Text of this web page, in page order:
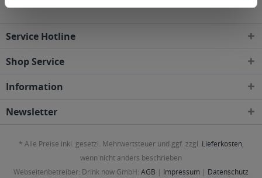
Service Hotline
Shop Service
Information
Newsletter
* Alle Preise inkl. gesetzl. Mehrwertsteuer und ggf. zzgl. Lieferkosten,
wenn nicht anders beschrieben
Webseitenbetreiber: Drink now GmbH: AGB | Impressum | Datenschutz